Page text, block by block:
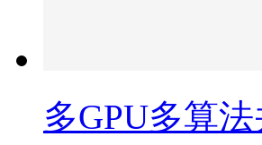
多GPU多算